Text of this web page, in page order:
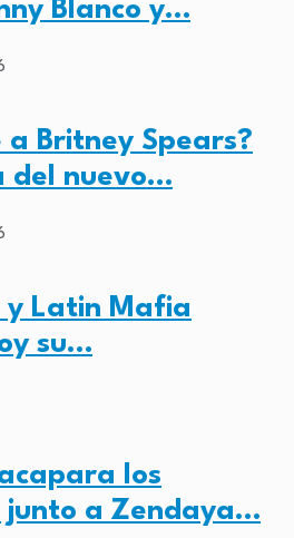
Blanco y…
a Britney Spears?
del nuevo…
y Latin Mafia
su…
los
junto a Zendaya…